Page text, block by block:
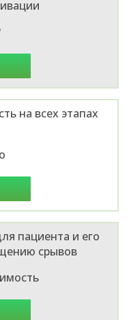
на всех этапах
пациента и его
срывов